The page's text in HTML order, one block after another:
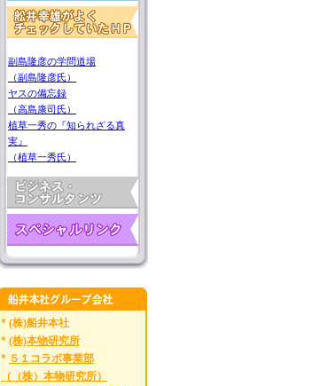
副島隆彦の学問道場
（副島隆彦氏）
ヤスの備忘録
（高島康司氏）
植草一秀の『知られざる真
実』
（植草一秀氏）
* (株)船井本社
* (株)本物研究所
* ５１コラボ事業部
（（株）本物研究所）